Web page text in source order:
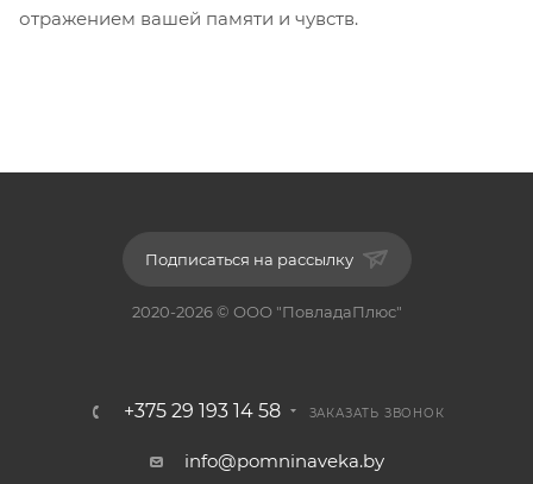
отражением вашей памяти и чувств.
Подписаться на рассылку
2020-2026 © ООО "ПовладаПлюс"
+375 29 193 14 58 ЗАКАЗАТЬ ЗВОНОК
info@pomninaveka.by